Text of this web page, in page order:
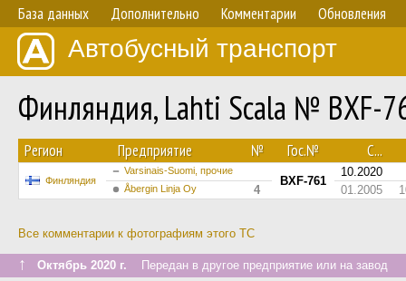
База данных Дополнительно Комментарии Обновления
Автобусный транспорт
Финляндия, Lahti Scala № BXF-
Регион Предприятие № Гос.№ С...
Финляндия
Varsinais-Suomi, прочие
BXF-761
10.2020
Åbergin Linja Oy 4 01.2005
Все комментарии к фотографиям этого ТС
↑ Октябрь 2020 г. Передан в другое предприятие или на завод